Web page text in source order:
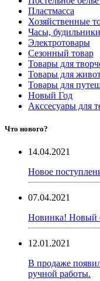
Пластмасса
Хозяйственные
Часы, будильники
Электротовары
Сезонный товар
Товары для
Товары для
Товары для
Новый Год
Акссесуары для
Что нового?
14.04.2021
Новое
07.04.2021
Новинка! Новый
12.01.2021
В продаже
ручной работы.